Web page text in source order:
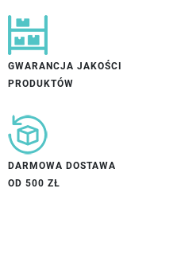
GWARANCJA JAKOŚCI
PRODUKTÓW
DARMOWA DOSTAWA
OD 500 ZŁ